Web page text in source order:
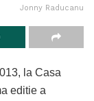
Jonny Raducanu
la Casa
editie a